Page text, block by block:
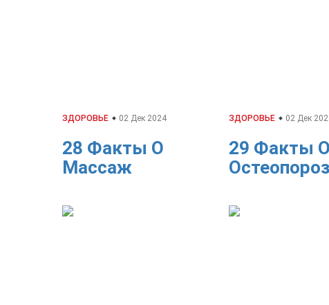
ЗДОРОВЬЕ 02 Дек 2024
28 Факты О
Массаж
ЗДОРОВЬЕ 02 Дек
29 Факты
Остеопороз